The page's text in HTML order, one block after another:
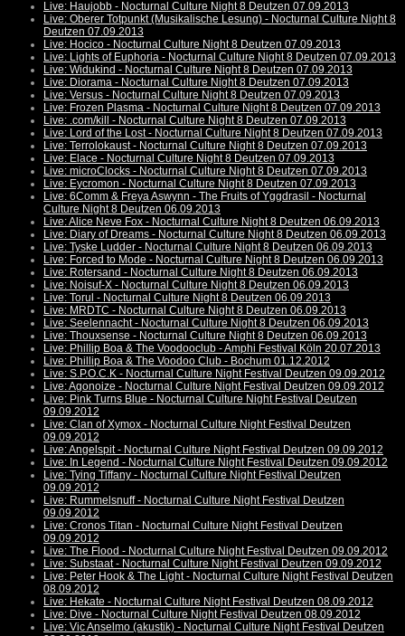
Live: Haujobb - Nocturnal Culture Night 8 Deutzen 07.09.2013
Live: Oberer Totpunkt (Musikalische Lesung) - Nocturnal Culture Night 8
Deutzen 07.09.2013
Live: Hocico - Nocturnal Culture Night 8 Deutzen 07.09.2013
Live: Lights of Euphoria - Nocturnal Culture Night 8 Deutzen 07.09.2013
Live: Widukind - Nocturnal Culture Night 8 Deutzen 07.09.2013
Live: Diorama - Nocturnal Culture Night 8 Deutzen 07.09.2013
Live: Versus - Nocturnal Culture Night 8 Deutzen 07.09.2013
Live: Frozen Plasma - Nocturnal Culture Night 8 Deutzen 07.09.2013
Live: .com/kill - Nocturnal Culture Night 8 Deutzen 07.09.2013
Live: Lord of the Lost - Nocturnal Culture Night 8 Deutzen 07.09.2013
Live: Terrolokaust - Nocturnal Culture Night 8 Deutzen 07.09.2013
Live: Elace - Nocturnal Culture Night 8 Deutzen 07.09.2013
Live: microClocks - Nocturnal Culture Night 8 Deutzen 07.09.2013
Live: Eycromon - Nocturnal Culture Night 8 Deutzen 07.09.2013
Live: 6Comm & Freya Aswynn - The Fruits of Yggdrasil - Nocturnal
Culture Night 8 Deutzen 06.09.2013
Live: Alice Neve Fox - Nocturnal Culture Night 8 Deutzen 06.09.2013
Live: Diary of Dreams - Nocturnal Culture Night 8 Deutzen 06.09.2013
Live: Tyske Ludder - Nocturnal Culture Night 8 Deutzen 06.09.2013
Live: Forced to Mode - Nocturnal Culture Night 8 Deutzen 06.09.2013
Live: Rotersand - Nocturnal Culture Night 8 Deutzen 06.09.2013
Live: Noisuf-X - Nocturnal Culture Night 8 Deutzen 06.09.2013
Live: Torul - Nocturnal Culture Night 8 Deutzen 06.09.2013
Live: MRDTC - Nocturnal Culture Night 8 Deutzen 06.09.2013
Live: Seelennacht - Nocturnal Culture Night 8 Deutzen 06.09.2013
Live: Thouxsense - Nocturnal Culture Night 8 Deutzen 06.09.2013
Live: Phillip Boa & The Voodooclub - Amphi Festival Köln 20.07.2013
Live: Phillip Boa & The Voodoo Club - Bochum 01.12.2012
Live: S.P.O.C.K - Nocturnal Culture Night Festival Deutzen 09.09.2012
Live: Agonoize - Nocturnal Culture Night Festival Deutzen 09.09.2012
Live: Pink Turns Blue - Nocturnal Culture Night Festival Deutzen
09.09.2012
Live: Clan of Xymox - Nocturnal Culture Night Festival Deutzen
09.09.2012
Live: Angelspit - Nocturnal Culture Night Festival Deutzen 09.09.2012
Live: In Legend - Nocturnal Culture Night Festival Deutzen 09.09.2012
Live: Tying Tiffany - Nocturnal Culture Night Festival Deutzen
09.09.2012
Live: Rummelsnuff - Nocturnal Culture Night Festival Deutzen
09.09.2012
Live: Cronos Titan - Nocturnal Culture Night Festival Deutzen
09.09.2012
Live: The Flood - Nocturnal Culture Night Festival Deutzen 09.09.2012
Live: Substaat - Nocturnal Culture Night Festival Deutzen 09.09.2012
Live: Peter Hook & The Light - Nocturnal Culture Night Festival Deutzen
08.09.2012
Live: Hekate - Nocturnal Culture Night Festival Deutzen 08.09.2012
Live: Dive - Nocturnal Culture Night Festival Deutzen 08.09.2012
Live: Vic Anselmo (akustik) - Nocturnal Culture Night Festival Deutzen